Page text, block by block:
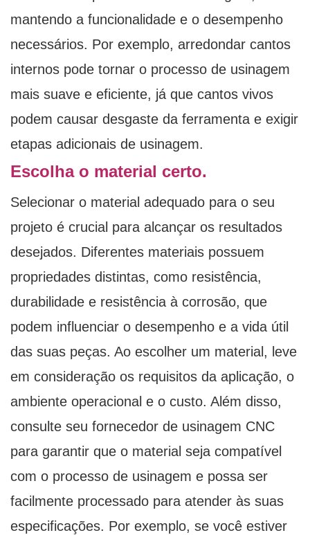
mantendo a funcionalidade e o desempenho
necessários. Por exemplo, arredondar cantos
internos pode tornar o processo de usinagem
mais suave e eficiente, já que cantos vivos
podem causar desgaste da ferramenta e exigir
etapas adicionais de usinagem.
Escolha o material certo.
Selecionar o material adequado para o seu
projeto é crucial para alcançar os resultados
desejados. Diferentes materiais possuem
propriedades distintas, como resistência,
durabilidade e resistência à corrosão, que
podem influenciar o desempenho e a vida útil
das suas peças. Ao escolher um material, leve
em consideração os requisitos da aplicação, o
ambiente operacional e o custo. Além disso,
consulte seu fornecedor de usinagem CNC
para garantir que o material seja compatível
com o processo de usinagem e possa ser
facilmente processado para atender às suas
especificações. Por exemplo, se você estiver